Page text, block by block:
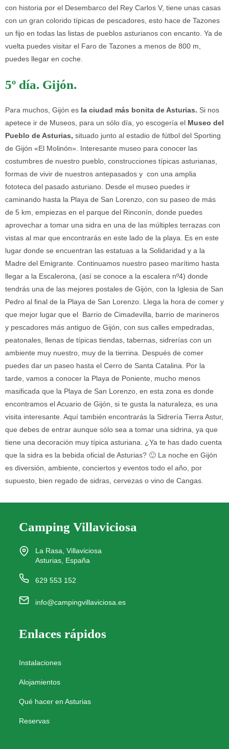
con historia por el Desembarco del Rey Carlos V, tiene unas casas
con un gran colorido típicas de pescadores, esto hace de Tazones
un fijo en todas las listas de pueblos asturianos con encanto. Ya de
vuelta puedes visitar el Faro de Tazones a menos de 800 m,
puedes llegar en coche.
5º día. Gijón.
Para muchos, Gijón es la ciudad más bonita de Asturias. Si nos
apetece ir de Museos, para un sólo día, yo escogería el Museo del
Pueblo de Asturias, situado junto al estadio de fútbol del Sporting
de Gijón «El Molinón». Interesante museo para conocer las
costumbres de nuestro pueblo, construcciones típicas asturianas,
formas de vivir de nuestros antepasados y con una amplia
fototeca del pasado asturiano. Desde el museo puedes ir
caminando hasta la Playa de San Lorenzo, con su paseo de más
de 5 km, empiezas en el parque del Rinconín, donde puedes
aprovechar a tomar una sidra en una de las múltiples terrazas con
vistas al mar que encontrarás en este lado de la playa. Es en este
lugar donde se encuentran las estatuas a la Solidaridad y a la
Madre del Emigrante. Continuamos nuestro paseo marítimo hasta
llegar a la Escalerona, (así se conoce a la escalera nº4) donde
tendrás una de las mejores postales de Gijón, con la Iglesia de San
Pedro al final de la Playa de San Lorenzo. Llega la hora de comer y
que mejor lugar que el Barrio de Cimadevilla, barrio de marineros
y pescadores más antiguo de Gijón, con sus calles empedradas,
peatonales, llenas de típicas tiendas, tabernas, sidrerías con un
ambiente muy nuestro, muy de la tierrina. Después de comer
puedes dar un paseo hasta el Cerro de Santa Catalina. Por la
tarde, vamos a conocer la Playa de Poniente, mucho menos
masificada que la Playa de San Lorenzo, en esta zona es donde
encontramos el Acuario de Gijón, si te gusta la naturaleza, es una
visita interesante. Aquí también encontrarás la Sidrería Tierra Astur,
que debes de entrar aunque sólo sea a tomar una sidrina, ya que
tiene una decoración muy típica asturiana. ¿Ya te has dado cuenta
que la sidra es la bebida oficial de Asturias? 🙂 La noche en Gijón
es diversión, ambiente, conciertos y eventos todo el año, por
supuesto, bien regado de sidras, cervezas o vino de Cangas.
Camping Villaviciosa
La Rasa, Villaviciosa
Asturias, España
629 553 152
info@campingvillaviciosa.es
Enlaces rápidos
Instalaciones
Alojamientos
Qué hacer en Asturias
Reservas